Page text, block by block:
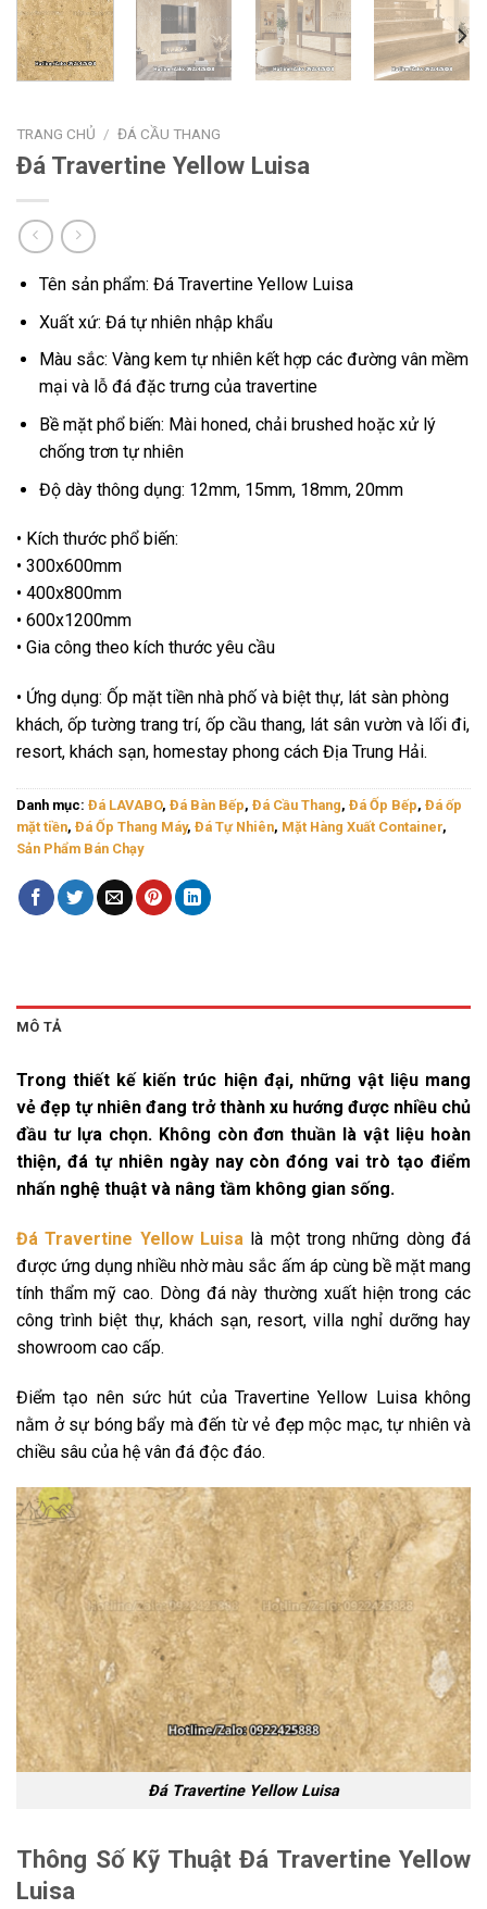
TRANG CHỦ / ĐÁ CẦU THANG
Đá Travertine Yellow Luisa
Tên sản phẩm: Đá Travertine Yellow Luisa
Xuất xứ: Đá tự nhiên nhập khẩu
Màu sắc: Vàng kem tự nhiên kết hợp các đường vân mềm
mại và lỗ đá đặc trưng của travertine
Bề mặt phổ biến: Mài honed, chải brushed hoặc xử lý
chống trơn tự nhiên
Độ dày thông dụng: 12mm, 15mm, 18mm, 20mm
• Kích thước phổ biến:
• 300x600mm
• 400x800mm
• 600x1200mm
• Gia công theo kích thước yêu cầu
• Ứng dụng: Ốp mặt tiền nhà phố và biệt thự, lát sàn phòng
khách, ốp tường trang trí, ốp cầu thang, lát sân vườn và lối đi,
resort, khách sạn, homestay phong cách Địa Trung Hải.
Danh mục: Đá LAVABO, Đá Bàn Bếp, Đá Cầu Thang, Đá Ốp Bếp, Đá ốp
mặt tiền, Đá Ốp Thang Máy, Đá Tự Nhiên, Mặt Hàng Xuất Container,
Sản Phẩm Bán Chạy
MÔ TẢ
Trong thiết kế kiến trúc hiện đại, những vật liệu mang
vẻ đẹp tự nhiên đang trở thành xu hướng được nhiều chủ
đầu tư lựa chọn. Không còn đơn thuần là vật liệu hoàn
thiện, đá tự nhiên ngày nay còn đóng vai trò tạo điểm
nhấn nghệ thuật và nâng tầm không gian sống.
Đá Travertine Yellow Luisa là một trong những dòng đá
được ứng dụng nhiều nhờ màu sắc ấm áp cùng bề mặt mang
tính thẩm mỹ cao. Dòng đá này thường xuất hiện trong các
công trình biệt thự, khách sạn, resort, villa nghỉ dưỡng hay
showroom cao cấp.
Điểm tạo nên sức hút của Travertine Yellow Luisa không
nằm ở sự bóng bẩy mà đến từ vẻ đẹp mộc mạc, tự nhiên và
chiều sâu của hệ vân đá độc đáo.
Đá Travertine Yellow Luisa
Thông Số Kỹ Thuật Đá Travertine Yellow
Luisa